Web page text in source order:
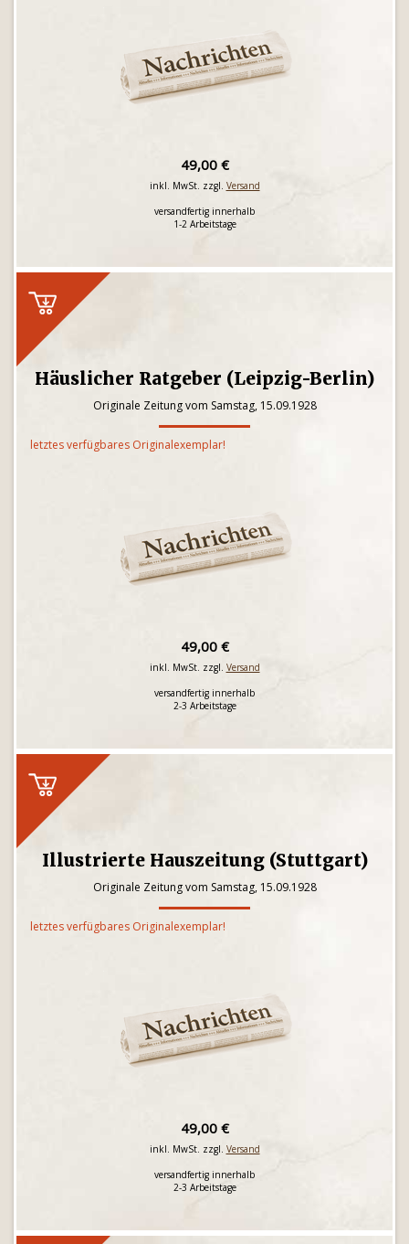
49,00 €
inkl. MwSt. zzgl. Versand
versandfertig innerhalb
1-2 Arbeitstage
Häuslicher Ratgeber (Leipzig-Berlin)
Originale Zeitung vom Samstag, 15.09.1928
letztes verfügbares Originalexemplar!
49,00 €
inkl. MwSt. zzgl. Versand
versandfertig innerhalb
2-3 Arbeitstage
Illustrierte Hauszeitung (Stuttgart)
Originale Zeitung vom Samstag, 15.09.1928
letztes verfügbares Originalexemplar!
49,00 €
inkl. MwSt. zzgl. Versand
versandfertig innerhalb
2-3 Arbeitstage